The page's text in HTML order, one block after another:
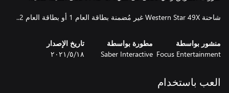
شاحنة Western Star 49X غير مُضمنة بطاقة العام 1 أو بطاقة العام 2..
منشور بواسطة
Focus Entertainment
مطورة بواسطة
Saber Interactive
تاريخ الإصدار
١٨‏/٥‏/٢٠٢١
العب باستخدام